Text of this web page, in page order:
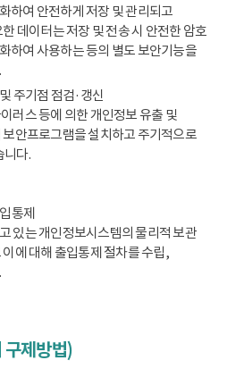
하여 안전하게 저장 및 관리되고
데이터는 저장 및 전송 시 안전한 암호
하여 사용하는 등의 별도 보안기능을
주기점 점검·갱신
러스 등에 의한 개인정보 유출 및
안프로그램을 설치하고 주기적으로
니다.
통제
있는 개인정보시스템의 물리적 보관
에 대해 출입통제 절차를 수립,
제방법)